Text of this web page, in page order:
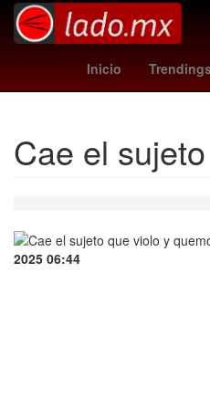
Inicio estafa
Cae el
2025 06:44